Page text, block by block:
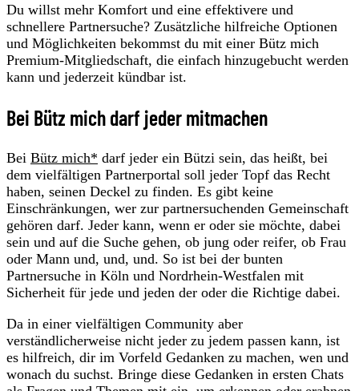
Du willst mehr Komfort und eine effektivere und
schnellere Partnersuche? Zusätzliche hilfreiche Optionen
und Möglichkeiten bekommst du mit einer Bütz mich
Premium-Mitgliedschaft, die einfach hinzugebucht werden
kann und jederzeit kündbar ist.
Bei Bütz mich darf jeder mitmachen
Bei Bütz mich* darf jeder ein Bützi sein, das heißt, bei
dem vielfältigen Partnerportal soll jeder Topf das Recht
haben, seinen Deckel zu finden. Es gibt keine
Einschränkungen, wer zur partnersuchenden Gemeinschaft
gehören darf. Jeder kann, wenn er oder sie möchte, dabei
sein und auf die Suche gehen, ob jung oder reifer, ob Frau
oder Mann und, und, und. So ist bei der bunten
Partnersuche in Köln und Nordrhein-Westfalen mit
Sicherheit für jede und jeden der oder die Richtige dabei.
Da in einer vielfältigen Community aber
verständlicherweise nicht jeder zu jedem passen kann, ist
es hilfreich, dir im Vorfeld Gedanken zu machen, wen und
wonach du suchst. Bringe diese Gedanken in ersten Chats